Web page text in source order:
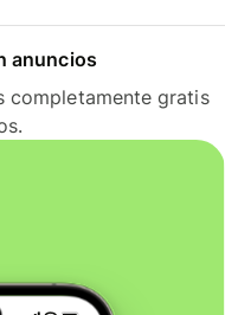
anuncios
completamente gratis